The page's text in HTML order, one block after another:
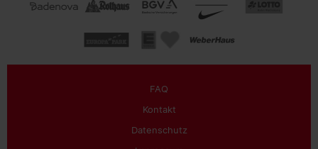
FAQ
Kontakt
Datenschutz